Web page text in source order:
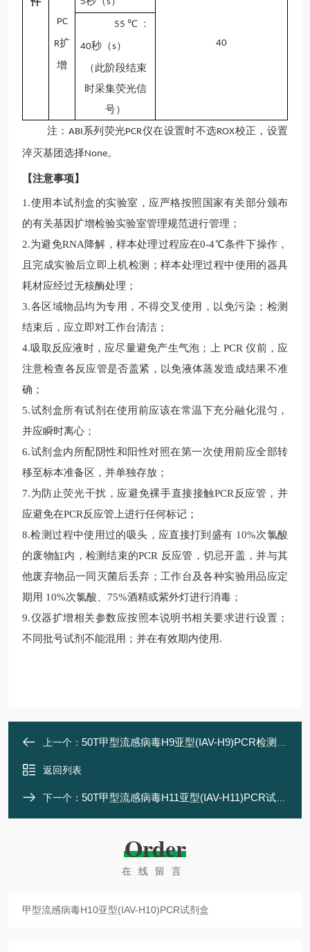
PC
R扩
增
40
55℃ ：
40秒（s）
（此阶段结束
时采集荧光信
号）
注： ABI系列荧光PCR仪在设置时不选ROX校正，设置
淬灭基团选择None。
【注意事项】
1.使用本试剂盒的实验室，应严格按照国家有关部分颁布
的有关基因扩增检验实验室管理规范进行管理；
2.为避免RNA降解，样本处理过程应在0-4℃条件下操作，
且完成实验后立即上机检测；样本处理过程中使用的器具
耗材应经过无核酶处理；
3.各区域物品均为专用，不得交叉使用，以免污染；检测
结束后，应立即对工作台清洁；
4.吸取反应液时，应尽量避免产生气泡；上 PCR 仪前，应
注意检查各反应管是否盖紧，以免液体蒸发造成结果不准
确；
5.试剂盒所有试剂在使用前应该在常温下充分融化混匀，
并应瞬时离心；
6.试剂盒内所配阴性和阳性对照在第一次使用前应全部转
移至标本准备区，并单独存放；
7.为防止荧光干扰，应避免裸手直接接触PCR反应管，并
应避免在PCR反应管上进行任何标记；
8.检测过程中使用过的吸头，应直接打到盛有 10%次氯酸
的废物缸内，检测结束的PCR 反应管，切忌开盖，并与其
他废弃物品一同灭菌后丢弃；工作台及各种实验用品应定
期用 10%次氯酸、75%酒精或紫外灯进行消毒；
9.仪器扩增相关参数应按照本说明书相关要求进行设置；
不同批号试剂不能混用；并在有效期内使用.
上一个： 50T甲型流感病毒H9亚型(IAV-H9)PCR检测试剂盒
返回列表
下一个： 50T甲型流感病毒H11亚型(IAV-H11)PCR试剂盒
Order
在线留言